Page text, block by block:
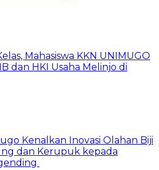
Mahasiswa KKN UNIMUGO
dan HKI Usaha Melinjo di
Kenalkan Inovasi Olahan Biji
dan Kerupuk kepada